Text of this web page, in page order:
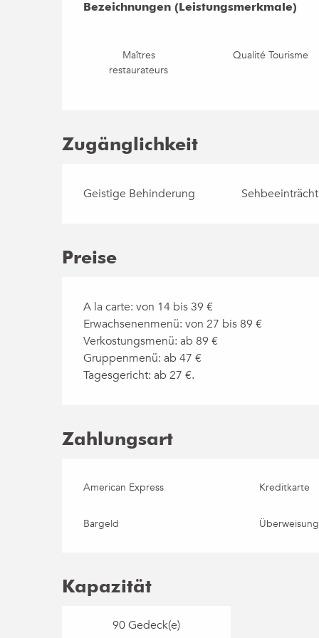
Bezeichnungen (Leistungsmerkmale)
Bezeichnungen (Leistungsmerkmale)
Maîtres
restaurateurs
Qualité Tourisme
Zugänglichkeit
Geistige Behinderung
Preise
A la carte: von 14 bis 39 €
Erwachsenenmenü: von 27 bis 89 €
Verkostungsmenü: ab 89 €
Gruppenmenü: ab 47 €
Tagesgericht: ab 27 €.
Zahlungsart
American Express Kreditkarte
Bargeld
Kapazität
90 Gedeck(e)